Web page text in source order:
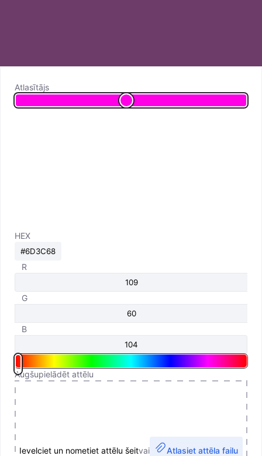
Atlasītājs
HEX
R
G
B
Augšupielādēt attēlu
Ievelciet un nometiet attēlu šeitvai Atlasiet attēla failu